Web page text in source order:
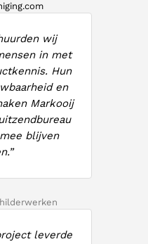
wij
in met
Hun
en
Markooij
blijven
leverde